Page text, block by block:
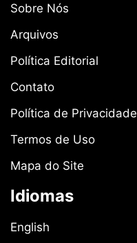
Sobre Nós
Arquivos
Política Editorial
Contato
Política de Privacidade
Termos de Uso
Mapa do Site
Idiomas
English